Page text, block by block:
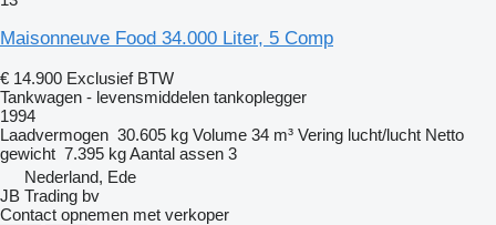
Maisonneuve Food 34.000 Liter, 5 Comp
€ 14.900 Exclusief BTW
Tankwagen - levensmiddelen tankoplegger
1994
Laadvermogen 30.605 kg Volume 34 m³ Vering lucht/lucht Netto
gewicht 7.395 kgAantal assen 3
Nederland, Ede
JB Trading bv
Contact opnemen met verkoper